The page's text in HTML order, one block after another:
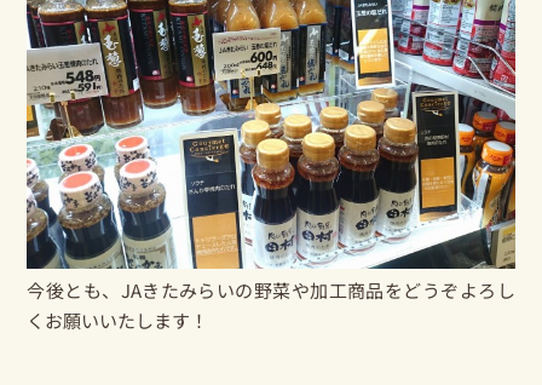
今後とも、JAきたみらいの野菜や加工商品をどうぞよろし
くお願いいたします！